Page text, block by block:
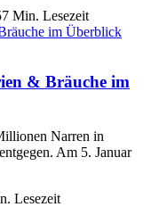
7 Min. Lesezeit
& Bräuche im
Narren in
Am 5. Januar
Lesezeit